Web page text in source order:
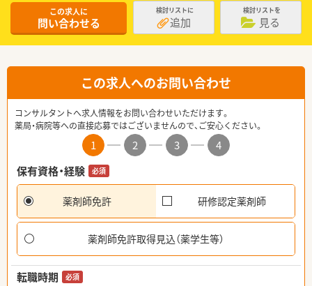
この求人に
問い合わせる
検討リストに
追加
検討リストを
見る
この求人へのお問い合わせ
コンサルタントへ求人情報をお問い合わせいただけます。
薬局・病院等への直接応募ではございませんので、ご安心ください。
1 2 3
4
保有資格・経験
必須
薬剤師免許 研修認定薬剤師
薬剤師免許取得見込（薬学生等）
転職時期 必須